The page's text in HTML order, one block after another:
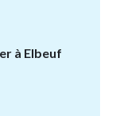
à Elbeuf